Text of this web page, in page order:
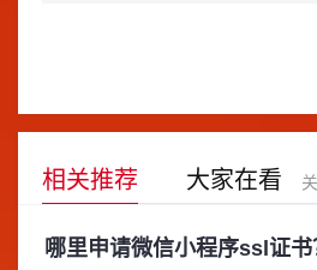
相关推荐 大家在看